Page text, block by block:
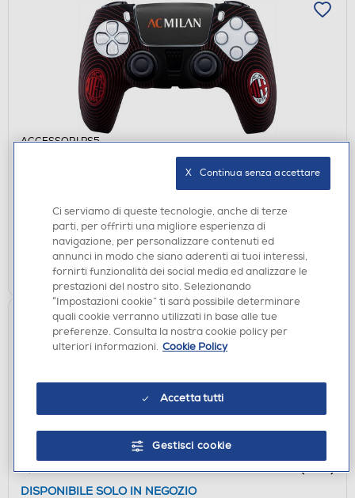
ACCESSORI PS5
QUBICK - CONTROLLER SKIN AC MILAN 3.0 PS5
Acquisto online:non disponibile
Ritiro in negozio in 30' gratuito: verifica
CERCA NEGOZIO
QUBICK - CONTROLLER SKIN CAMO DESERT (PS5)
DISPONIBILE SOLO IN NEGOZIO
Ci serviamo di queste tecnologie, anche di terze
parti, per offrirti una migliore esperienza di
navigazione, per personalizzare contenuti ed
annunci in modo che siano aderenti ai tuoi interessi,
fornirti funzionalità dei social media ed analizzare le
prestazioni del nostro sito. Selezionando
“Impostazioni cookie” ti sarà possibile determinare
quali cookie verranno utilizzati in base alle tue
preferenze. Consulta la nostra cookie policy per
ulteriori informazioni. Cookie Policy
Accetta tutti
Gestisci cookie
X   Continua senza accettare